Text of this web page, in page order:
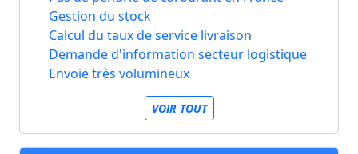
Gestion du stock
Calcul du taux de service livraison
Demande d'information secteur logistique
Envoie très volumineux
VOIR TOUT